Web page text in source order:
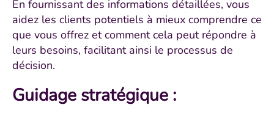
En fournissant des informations détaillées, vous
aidez les clients potentiels à mieux comprendre ce
que vous offrez et comment cela peut répondre à
leurs besoins, facilitant ainsi le processus de
décision.
Guidage stratégique :